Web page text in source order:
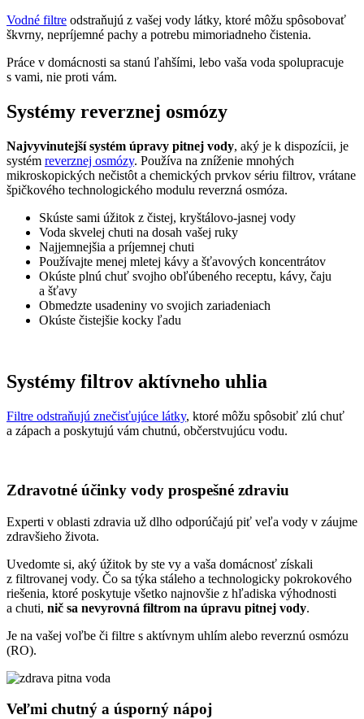
Vodné filtre odstraňujú z vašej vody látky, ktoré môžu spôsobovať
škvrny, nepríjemné pachy a potrebu mimoriadneho čistenia.
Práce v domácnosti sa stanú ľahšími, lebo vaša voda spolupracuje
s vami, nie proti vám.
Systémy reverznej osmózy
Najvyvinutejší systém úpravy pitnej vody, aký je k dispozícii, je
systém reverznej osmózy. Používa na zníženie mnohých
mikroskopických nečistôt a chemických prvkov sériu filtrov, vrátane
špičkového technologického modulu reverzná osmóza.
Skúste sami úžitok z čistej, kryštálovo-jasnej vody
Voda skvelej chuti na dosah vašej ruky
Najjemnejšia a príjemnej chuti
Používajte menej mletej kávy a šťavových koncentrátov
Okúste plnú chuť svojho obľúbeného receptu, kávy, čaju
a šťavy
Obmedzte usadeniny vo svojich zariadeniach
Okúste čistejšie kocky ľadu
Systémy filtrov aktívneho uhlia
Filtre odstraňujú znečisťujúce látky, ktoré môžu spôsobiť zlú chuť
a zápach a poskytujú vám chutnú, občerstvujúcu vodu.
Zdravotné účinky vody prospešné zdraviu
Experti v oblasti zdravia už dlho odporúčajú piť veľa vody v záujme
zdravšieho života.
Uvedomte si, aký úžitok by ste vy a vaša domácnosť získali
z filtrovanej vody. Čo sa týka stáleho a technologicky pokrokového
riešenia, ktoré poskytuje všetko najnovšie z hľadiska výhodnosti
a chuti, nič sa nevyrovná filtrom na úpravu pitnej vody.
Je na vašej voľbe či filtre s aktívnym uhlím alebo reverznú osmózu
(RO).
Veľmi chutný a úsporný nápoj